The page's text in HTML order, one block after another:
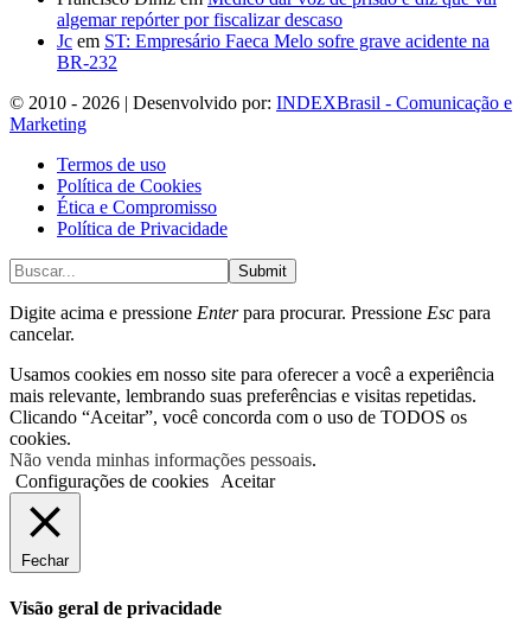
algemar repórter por fiscalizar descaso
Jc em ST: Empresário Faeca Melo sofre grave acidente na
BR-232
© 2010 - 2026 | Desenvolvido por: INDEXBrasil - Comunicação e
Marketing
Termos de uso
Política de Cookies
Ética e Compromisso
Política de Privacidade
Submit
Digite acima e pressione Enterpara procurar. Pressione Esc para
cancelar.
Usamos cookies em nosso site para oferecer a você a experiência
mais relevante, lembrando suas preferências e visitas repetidas.
Clicando “Aceitar”, você concorda com o uso de TODOS os
cookies.
Não venda minhas informações pessoais.
Configurações de cookies
Aceitar
Fechar
Visão geral de privacidade